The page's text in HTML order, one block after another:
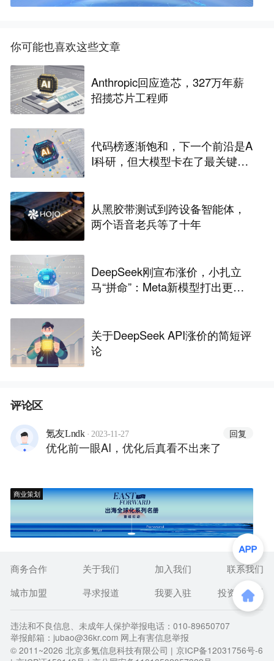
你可能也喜欢这些文章
Anthropic回应造芯，327万年薪
招揽芯片工程师
代码榜逐渐饱和，下一个前沿是A
I科研，但大模型卡在了最关键一
从黑胶带测试到跨设备智能体，
两个语音老兵等了十年
DeepSeek刚宣布涨价，小扎立
马“拼命”：Meta新模型打出更低
关于DeepSeek API涨价的简短评
论
评论区
氪友Lndk · 2023-11-27 回复
优化前一眼AI，优化后真看不出来了
商业策划
商务合作 关于我们 加入我们
联系我们
城市加盟
寻求报道 我要入驻 投资者关系
违法和不良信息、未成年人保护举报电话：010-89650707
举报邮箱：jubao@36kr.com 网上有害信息举报
© 2011~2026 北京多氪信息科技有限公司 | 京ICP备12031756号-6